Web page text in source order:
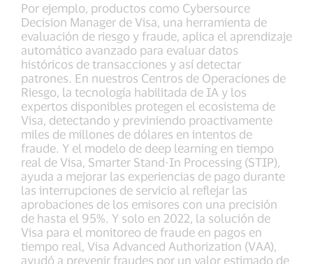
Por ejemplo, productos como Cybersource
Decision Manager de Visa, una herramienta de
evaluación de riesgo y fraude, aplica el aprendizaje
automático avanzado para evaluar datos
históricos de transacciones y así detectar
patrones. En nuestros Centros de Operaciones de
Riesgo, la tecnología habilitada de IA y los
expertos disponibles protegen el ecosistema de
Visa, detectando y previniendo proactivamente
miles de millones de dólares en intentos de
fraude. Y el modelo de deep learning en tiempo
real de Visa, Smarter Stand-In Processing (STIP),
ayuda a mejorar las experiencias de pago durante
las interrupciones de servicio al reflejar las
aprobaciones de los emisores con una precisión
de hasta el 95%. Y solo en 2022, la solución de
Visa para el monitoreo de fraude en pagos en
tiempo real, Visa Advanced Authorization (VAA),
ayudó a prevenir fraudes por un valor estimado de